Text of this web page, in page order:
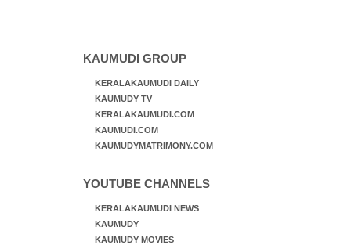
KAUMUDI GROUP
KERALAKAUMUDI DAILY
KAUMUDY TV
KERALAKAUMUDI.COM
KAUMUDI.COM
KAUMUDYMATRIMONY.COM
YOUTUBE CHANNELS
KERALAKAUMUDI NEWS
KAUMUDY
KAUMUDY MOVIES